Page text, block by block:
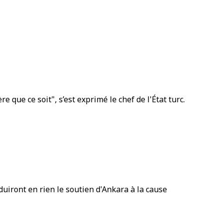
que ce soit", s’est exprimé le chef de l'État turc.
en rien le soutien d'Ankara à la cause